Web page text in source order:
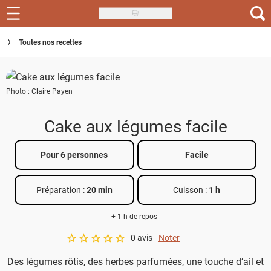
Skip
to
main
Recettes
Inspirations
Conseils
Menu de la semaine
Actus
Téléchargez l'app Saveurs Recettes
Index des recettes
Toutes nos recettes
Photo : Claire Payen
Cake aux légumes facile
Pour 6 personnes Facile
Préparation :20 min Cuisson : 1 h
+ 1 h de repos
A star rating of 0 out of 5.
0 avis Noter
Des légumes rôtis, des herbes parfumées, une touche d’ail et